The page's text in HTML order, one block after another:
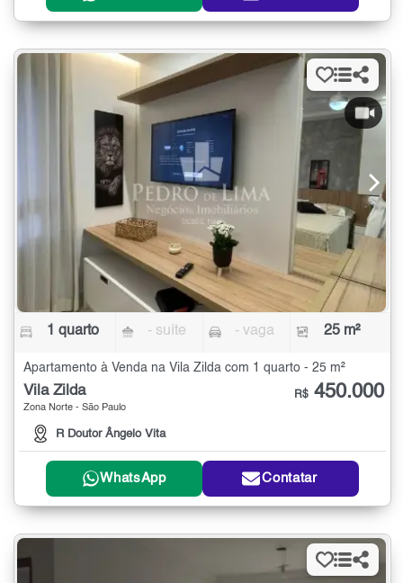
1 quarto - suíte - vaga 25 m²
Apartamento à Venda na Vila Zilda com 1 quarto - 25 m²
Vila Zilda
Zona Norte - São Paulo
R Doutor Ângelo Vita
R$ 450.000
WhatsApp Contatar